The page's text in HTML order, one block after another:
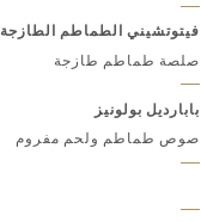
فيتوتشيني الطماطم الطازجة
صلصة طماطم طازجة
بابارديل بولونيز
صوص طماطم ولحم مفروم